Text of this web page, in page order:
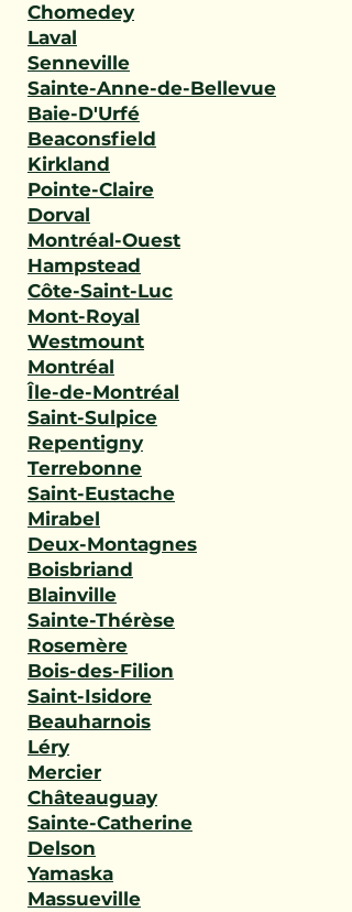
Chomedey
Laval
Senneville
Sainte-Anne-de-Bellevue
Baie-D'Urfé
Beaconsfield
Kirkland
Pointe-Claire
Dorval
Montréal-Ouest
Hampstead
Côte-Saint-Luc
Mont-Royal
Westmount
Montréal
Île-de-Montréal
Saint-Sulpice
Repentigny
Terrebonne
Saint-Eustache
Mirabel
Deux-Montagnes
Boisbriand
Blainville
Sainte-Thérèse
Rosemère
Bois-des-Filion
Saint-Isidore
Beauharnois
Léry
Mercier
Châteauguay
Sainte-Catherine
Delson
Yamaska
Massueville